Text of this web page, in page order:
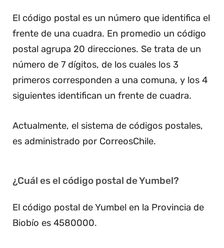
El código postal es un número que identifica el
frente de una cuadra. En promedio un código
postal agrupa 20 direcciones. Se trata de un
número de 7 dígitos, de los cuales los 3
primeros corresponden a una comuna, y los 4
siguientes identifican un frente de cuadra.
Actualmente, el sistema de códigos postales,
es administrado por CorreosChile.
¿Cuál es el código postal de Yumbel?
El código postal de Yumbel en la Provincia de
Biobío es 4580000.